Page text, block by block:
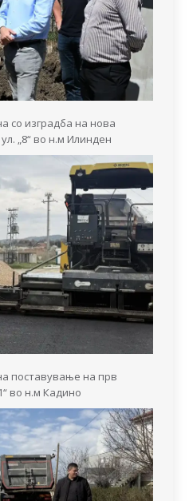
со изградба на нова
„8“ во н.м Илинден
поставување на прв
во н.м Кадино